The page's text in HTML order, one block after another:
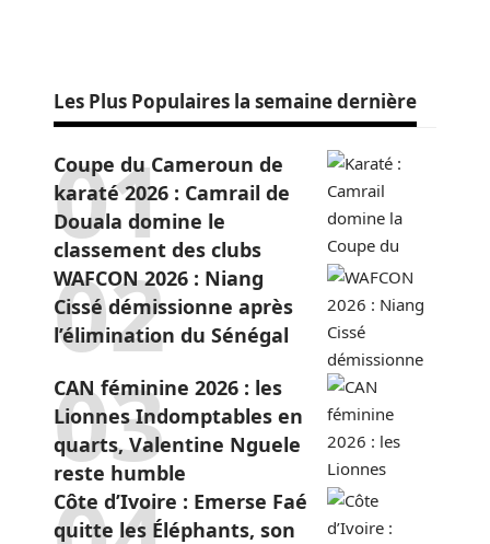
Les Plus Populaires la semaine dernière
Coupe du Cameroun de
karaté 2026 : Camrail de
Douala domine le
classement des clubs
WAFCON 2026 : Niang
Cissé démissionne après
l’élimination du Sénégal
CAN féminine 2026 : les
Lionnes Indomptables en
quarts, Valentine Nguele
reste humble
Côte d’Ivoire : Emerse Faé
quitte les Éléphants, son